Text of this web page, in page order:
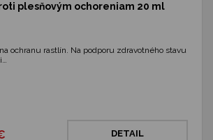
plesňovým ochoreniam 20 ml
ochranu rastlín. Na podporu zdravotného stavu
DETAIL